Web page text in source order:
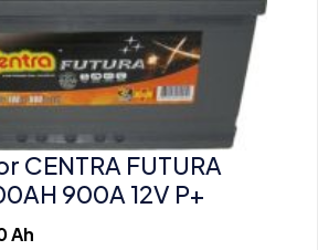
CENTRA FUTURA
900A 12V P+
Ah